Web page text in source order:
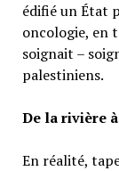
édifié un État
oncologie, en
soignait –
palestiniens.
De la rivière
En réalité,